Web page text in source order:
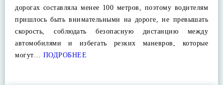
дорогах составляла менее 100 метров, поэтому водителям
пришлось быть внимательными на дороге, не превышать
скорость, соблюдать безопасную дистанцию между
автомобилями и избегать резких маневров, которые
могут… ПОДРОБНЕЕ